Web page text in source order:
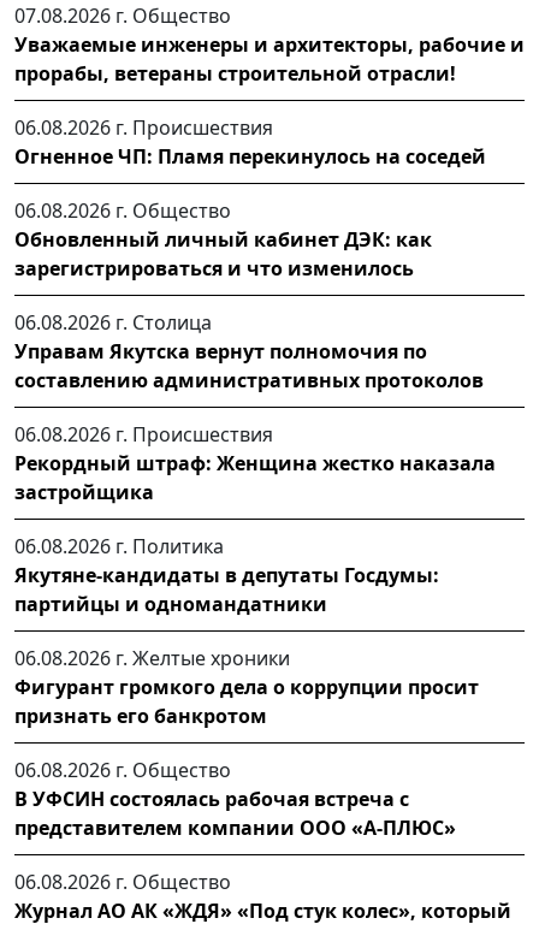
07.08.2026 г. Общество
Уважаемые инженеры и архитекторы, рабочие и
прорабы, ветераны строительной отрасли!
06.08.2026 г. Происшествия
Огненное ЧП: Пламя перекинулось на соседей
06.08.2026 г. Общество
Обновленный личный кабинет ДЭК: как
зарегистрироваться и что изменилось
06.08.2026 г. Столица
Управам Якутска вернут полномочия по
составлению административных протоколов
06.08.2026 г. Происшествия
Рекордный штраф: Женщина жестко наказала
застройщика
06.08.2026 г. Политика
Якутяне-кандидаты в депутаты Госдумы:
партийцы и одномандатники
06.08.2026 г. Желтые хроники
Фигурант громкого дела о коррупции просит
признать его банкротом
06.08.2026 г. Общество
В УФСИН состоялась рабочая встреча с
представителем компании ООО «А-ПЛЮС»
06.08.2026 г. Общество
Журнал АО АК «ЖДЯ» «Под стук колес», который